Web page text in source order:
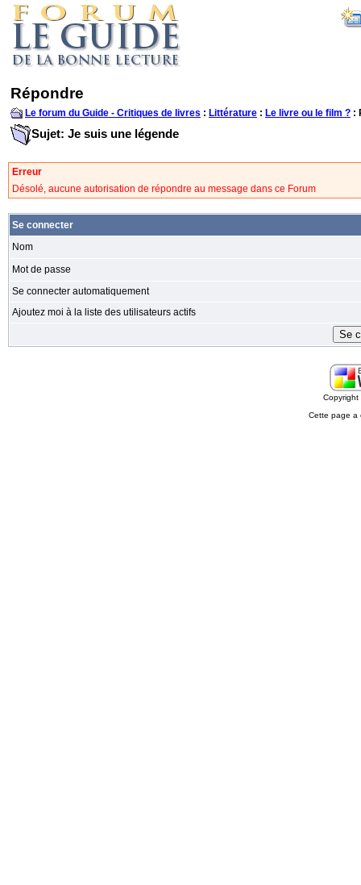
Répondre
Le forum du Guide - Critiques de livres : Littérature : Le livre ou le film ? :
Sujet: Je suis une légende
Erreur
Désolé, aucune autorisation de répondre au message dans ce Forum
Se connecter
Nom
Mot de passe
Se connecter automatiquement
Ajoutez moi à la liste des utilisateurs actifs
Cette page a